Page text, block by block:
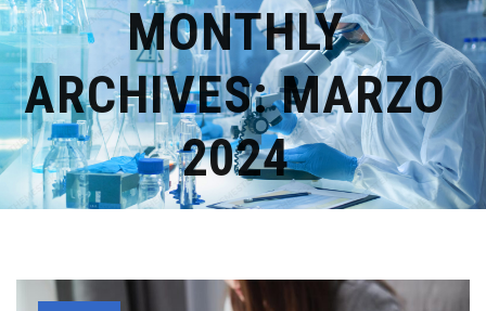
MONTHLY
ARCHIVES:MARZO
2024